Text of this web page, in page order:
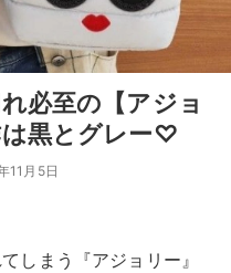
必至の【アジョ
は黒とグレー♡
11月5日
しまう『アジョリー』